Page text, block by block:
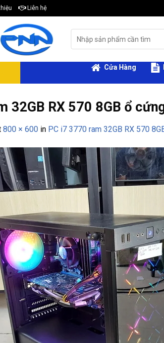
Liên hệ
for:
Cửa Hàng
32GB RX 570 8GB ổ
800 × 600 in PC i7 3770 ram 32GB RX 570